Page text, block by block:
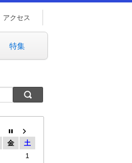
アクセス
特集
金
土
1